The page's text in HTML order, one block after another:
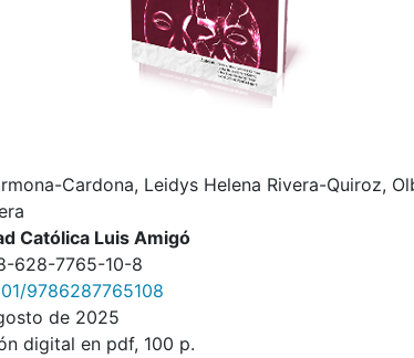
Cardona, Leidys Helena Rivera-Quiroz,
Católica Luis Amigó
628-7765-10-8
9786287765108
de 2025
digital en pdf, 100 p.